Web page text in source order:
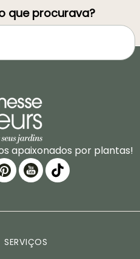
que procurava?
apaixonados por plantas!
SERVIÇOS